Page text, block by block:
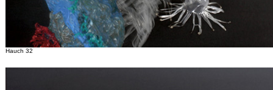
Hauch 32